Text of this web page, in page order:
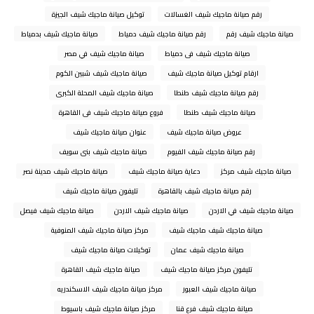
رقم صيانة ماجيك شيف الغسالات
توكيل صيانة ماجيك شيف الجيزة
صيانة ماجيك شيف رقم
رقم صيانة ماجيك شيف دمياط
صيانة ماجيك شيف بدمياط
صيانة ماجيك شيف فى دمياط
صيانة ماجيك شيف في مصر
ارقام توكيل صيانة ماجيك شيف
صيانة ماجيك شيف شبين الكوم
رقم صيانة ماجيك شيف طنطا
صيانة ماجيك شيف المحلة الكبرى
صيانة ماجيك شيف طنطا
فروع صيانة ماجيك شيف فى القاهرة
عروض صيانة ماجيك شيف
عنوان صيانة ماجيك شيف
رقم صيانة ماجيك شيف الفيوم
صيانة ماجيك شيف بنى سويف
صيانة ماجيك شيف مركز
دعاية صيانة ماجيك شيف
صيانة ماجيك شيف مدينة نصر
رقم صيانة ماجيك شيف بالقاهرة
تليفون صيانة ماجيك شيف
صيانة ماجيك شيف في الاردن
صيانة ماجيك شيف الاردن
صيانة ماجيك شيف فيصل
صيانة ماجيك شيف ماجيك شيف
مركز صيانة ماجيك شيف المنوفية
صيانة ماجيك شيف عمان
توكيلات صيانة ماجيك شيف
تليفون مركز صيانة ماجيك شيف
صيانة ماجيك شيف القاهرة
صيانة ماجيك شيف العبور
مركز صيانة ماجيك شيف الاسكندريه
صيانة ماجيك شيف فرع قنا
مركز صيانة ماجيك شيف باسيوط